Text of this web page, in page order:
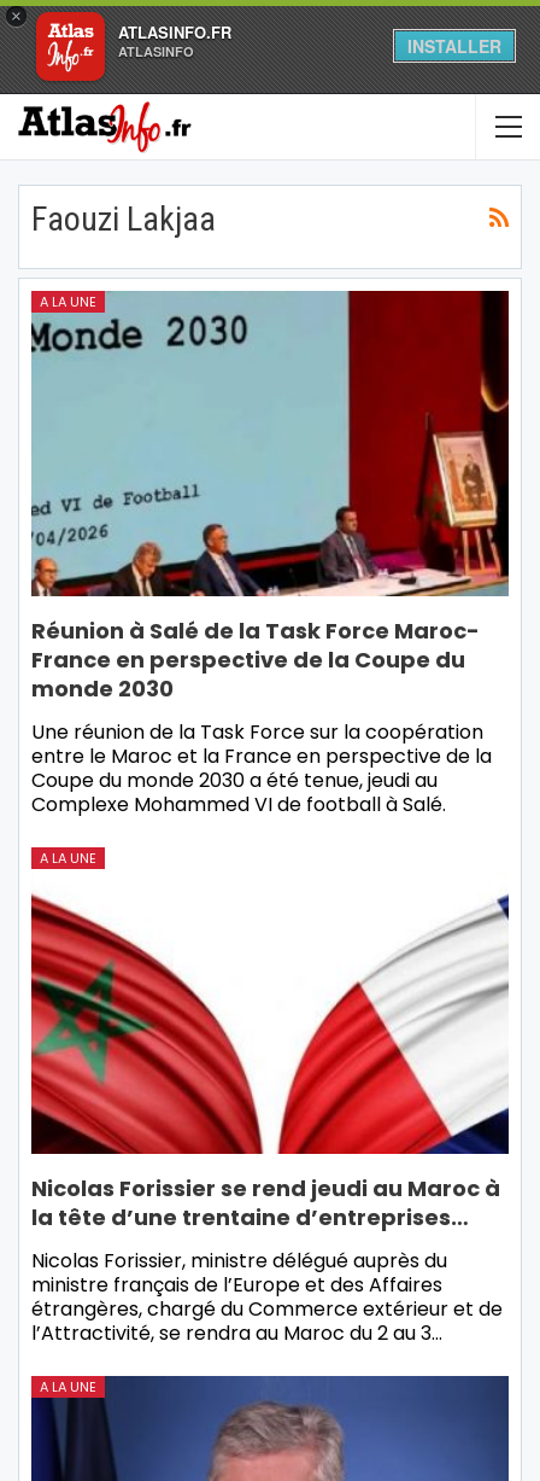
×
ATLASINFO.FR
ATLASINFO INSTALLER
Faouzi Lakjaa
A LA UNE
Réunion à Salé de la Task Force Maroc-
France en perspective de la Coupe du
monde 2030
Une réunion de la Task Force sur la coopération
entre le Maroc et la France en perspective de la
Coupe du monde 2030 a été tenue, jeudi au
Complexe Mohammed VI de football à Salé.
A LA UNE
Nicolas Forissier se rend jeudi au Maroc à
la tête d’une trentaine d’entreprises…
Nicolas Forissier, ministre délégué auprès du
ministre français de l’Europe et des Affaires
étrangères, chargé du Commerce extérieur et de
l’Attractivité, se rendra au Maroc du 2 au 3…
A LA UNE